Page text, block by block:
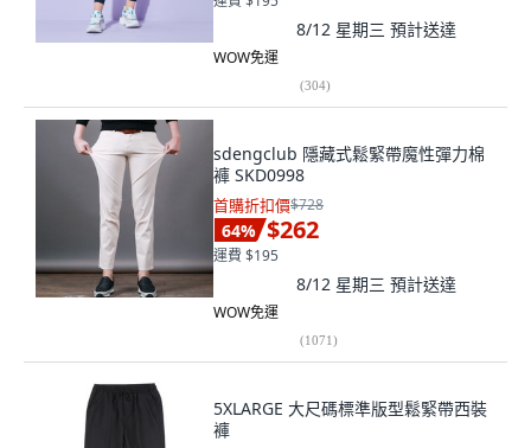
8/12 星期三 預計送達
WOW免運
(304)
sdengclub 隱藏式鬆緊帶魔性彈力棉
褲 SKD0998
首購折扣價$728
64% $262
運費 $195
8/12 星期三 預計送達
WOW免運
(1071)
5XLARGE 大尺碼標準版型鬆緊帶西裝
褲